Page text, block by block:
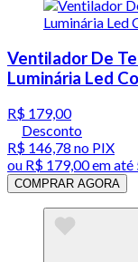
Ventilador De
Luminária Led
R$ 179,00
Desconto
R$ 146,78 no PIX
ou R$ 179,00em até
COMPRAR AGORA